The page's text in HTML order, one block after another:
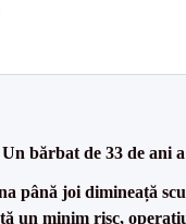
bărbat de 33 de
până joi dimineață
un minim risc,